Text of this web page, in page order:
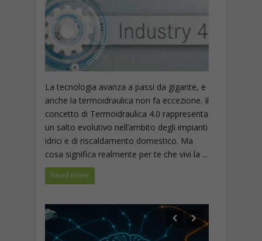
La tecnologia avanza a passi da gigante, e
anche la termoidraulica non fa eccezione. Il
concetto di Termoidraulica 4.0 rappresenta
un salto evolutivo nell’ambito degli impianti
idrici e di riscaldamento domestico. Ma
cosa significa realmente per te che vivi la ...
Read more